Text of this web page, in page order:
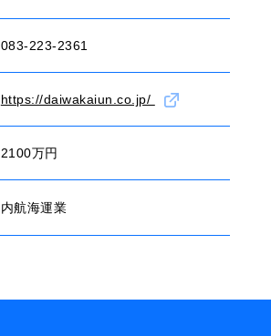
083-223-2361
https://daiwakaiun.co.jp/
2100万円
内航海運業